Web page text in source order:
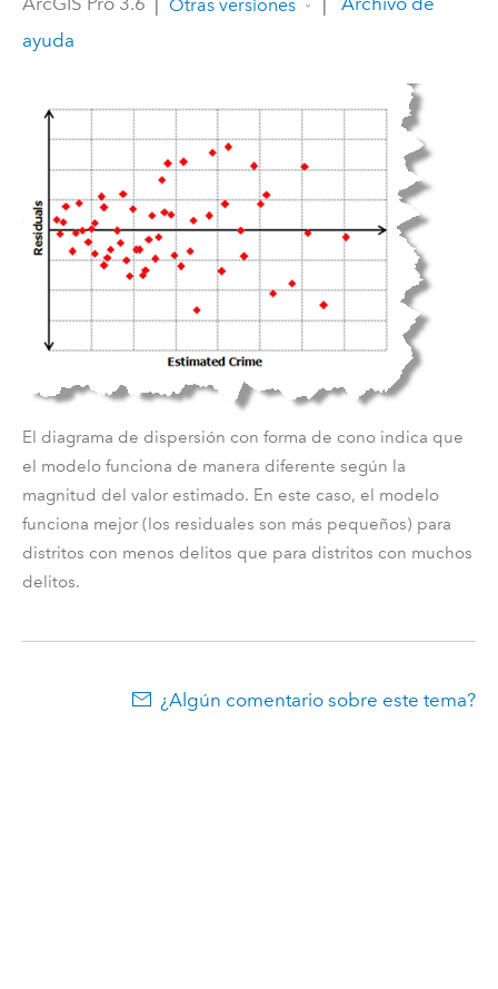
Otras versiones
ayuda
El diagrama de dispersión con forma de cono indica que
el modelo funciona de manera diferente según la
magnitud del valor estimado. En este caso, el modelo
funciona mejor (los residuales son más pequeños) para
distritos con menos delitos que para distritos con muchos
delitos.
¿Algún comentario sobre este tema?